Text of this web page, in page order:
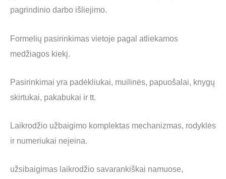
pagrindinio darbo išliejimo.
Formelių pasirinkimas vietoje pagal atliekamos
medžiagos kiekį.
Pasirinkimai yra padėkliukai, muilinės, papuošalai, knygų
skirtukai, pakabukai ir tt.
Laikrodžio užbaigimo komplektas mechanizmas, rodyklės
ir numeriukai neįeina.
užsibaigimas laikrodžio savarankiškai namuose,